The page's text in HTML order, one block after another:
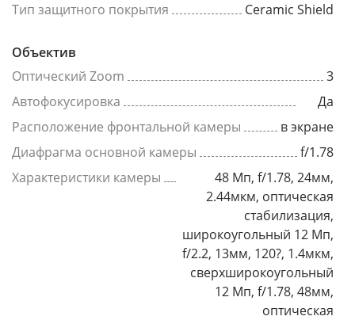
Тип защитного покрытия
Ceramic Shield
Объектив
Оптический Zoom
3
Автофокусировка
Да
Расположение фронтальной камеры
в экране
Диафрагма основной камеры
f/1.78
Характеристики камеры
48 Мп, f/1.78, 24мм,
2.44мкм, оптическая
стабилизация,
широкоугольный 12 Мп,
f/2.2, 13мм, 120?, 1.4мкм,
сверхширокоугольный
12 Мп, f/1.78, 48мм,
оптическая